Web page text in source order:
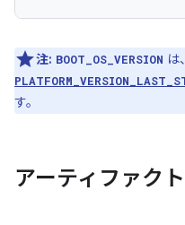
注: BOOT_OS_VERSION は
す。
アーティファク